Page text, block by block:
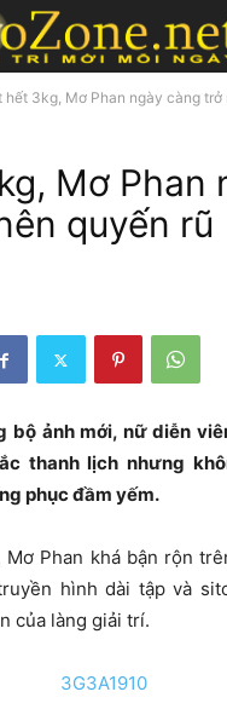
hết 3kg, Mơ Phan ngày càng trở
Mơ Phan
quyến rũ
bộ ảnh mới, nữ diễn
thanh lịch nhưng
phục đầm yếm.
Mơ Phan khá bận rộn
hình dài tập và
của làng giải trí.